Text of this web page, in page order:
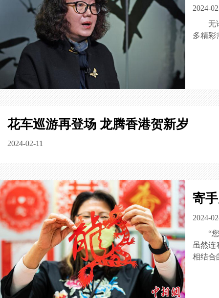
2024-
无
多精彩
花车巡游再登场 龙腾香港贺新岁
2024-02-11
寄
2024-
“
虽然连
相结合